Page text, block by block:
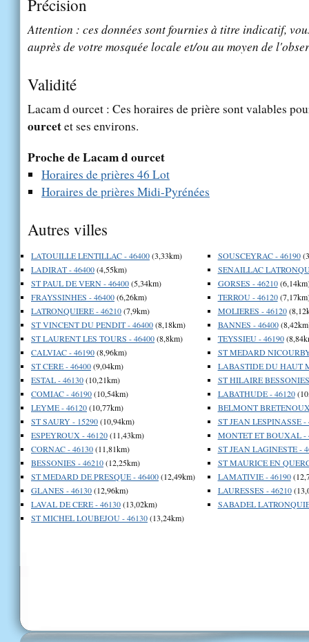
Précision
Attention : ces données sont fournies à titre indicatif,
auprès de votre mosquée locale et/ou au moyen de
Validité
Lacam d ourcet : Ces horaires de prière sont valables
ourcetet ses environs.
Proche de Lacam d ourcet
Horaires de prières 46 Lot
Horaires de prières Midi-Pyrénées
Autres villes
LATOUILLE LENTILLAC - 46400(3,33km)
LADIRAT - 46400(4,55km)
ST PAUL DE VERN - 46400(5,34km)
FRAYSSINHES - 46400(6,26km)
LATRONQUIERE - 46210(7,9km)
ST VINCENT DU PENDIT - 46400(8,18km)
ST LAURENT LES TOURS - 46400(8,8km)
CALVIAC - 46190(8,96km)
ST CERE - 46400(9,04km)
ESTAL - 46130(10,21km)
COMIAC - 46190(10,54km)
LEYME - 46120(10,77km)
ST SAURY - 15290(10,94km)
ESPEYROUX - 46120(11,43km)
CORNAC - 46130(11,81km)
BESSONIES - 46210(12,25km)
ST MEDARD DE PRESQUE - 46400(12,49km)
GLANES - 46130(12,96km)
LAVAL DE CERE - 46130(13,02km)
ST MICHEL LOUBEJOU - 46130(13,24km)
SOUSCEYRAC - 46190
SENAILLAC
GORSES - 46210
TERROU - 46120
MOLIERES - 46120
BANNES - 46400
TEYSSIEU - 46190
ST MEDARD
LABASTIDE DU HAUT
ST HILAIRE
LABATHUDE - 46120
BELMONT
ST JEAN LESPINASSE -
MONTET ET BOUXAL -
ST JEAN LAGINESTE -
ST MAURICE EN
LAMATIVIE - 46190
LAURESSES - 46210
SABADEL